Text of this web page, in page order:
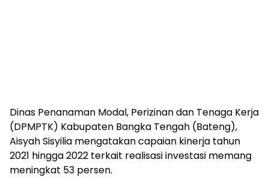
Dinas Penanaman Modal, Perizinan dan Tenaga Kerja
(DPMPTK) Kabupaten Bangka Tengah (Bateng),
Aisyah Sisyilia mengatakan capaian kinerja tahun
2021 hingga 2022 terkait realisasi investasi memang
meningkat 53 persen.